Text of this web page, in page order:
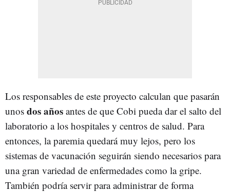
Los responsables de este proyecto calculan que pasarán
unos dos años antes de que Cobi pueda dar el salto del
laboratorio a los hospitales y centros de salud. Para
entonces, la paremia quedará muy lejos, pero los
sistemas de vacunación seguirán siendo necesarios para
una gran variedad de enfermedades como la gripe.
También podría servir para administrar de forma